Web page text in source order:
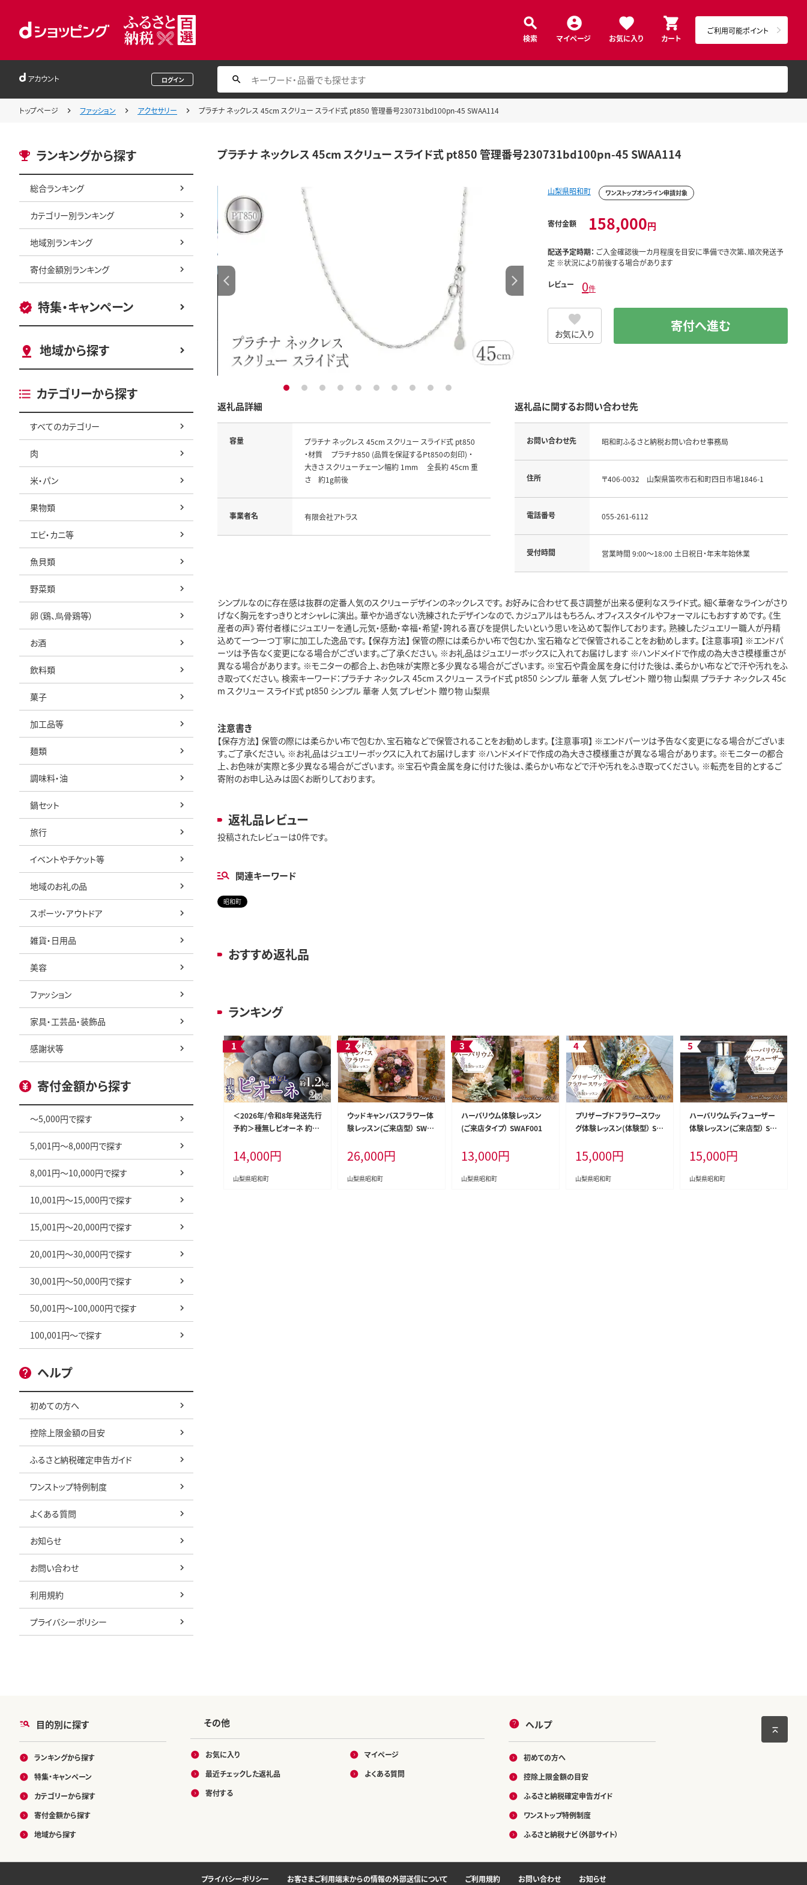
検索 マイページ お気に入り カート
ご利用可能ポイント
アカウント ログイン
トップページ ファッション アクセサリー プラチナ ネックレス 45cm スクリュー スライド式 pt850 管理番号230731bd100pn-45 SWAA114
ランキングから探す
総合ランキング
カテゴリー別ランキング
地域別ランキング
寄付金額別ランキング
特集・キャンペーン
地域から探す
カテゴリーから探す
すべてのカテゴリー
肉
米・パン
果物類
エビ・カニ等
魚貝類
野菜類
卵（鶏、烏骨鶏等）
お酒
飲料類
菓子
加工品等
麺類
調味料・油
鍋セット
旅行
イベントやチケット等
地域のお礼の品
スポーツ・アウトドア
雑貨・日用品
美容
ファッション
家具・工芸品・装飾品
感謝状等
寄付金額から探す
～5,000円で探す
5,001円～8,000円で探す
8,001円～10,000円で探す
10,001円～15,000円で探す
15,001円～20,000円で探す
20,001円～30,000円で探す
30,001円～50,000円で探す
50,001円～100,000円で探す
100,001円～で探す
ヘルプ
初めての方へ
控除上限金額の目安
ふるさと納税確定申告ガイド
ワンストップ特例制度
よくある質問
お知らせ
お問い合わせ
利用規約
プライバシーポリシー
プラチナ ネックレス 45cm スクリュー スライド式 pt850 管理番号230731bd100pn-45 SWAA114
1 2 3 4 5 6 7 8 9 10
山梨県昭和町 ワンストップオンライン申請対象
寄付金額 158,000円
配送予定時期： ご入金確認後一カ月程度を目安に準備でき次第、順次発送予
定 ※状況により前後する場合があります
レビュー 0件
お気に入り 寄付へ進む
返礼品詳細
容量
プラチナ ネックレス 45cm スクリュー スライド式 pt850
・材質 プラチナ850 (品質を保証するPt850の刻印) ・
大きさ スクリューチェーン幅約 1mm 全長約 45cm 重
さ 約1g前後
事業者名 有限会社アトラス
返礼品に関するお問い合わせ先
お問い合わせ先 昭和町ふるさと納税お問い合わせ事務局
住所 〒406-0032 山梨県笛吹市石和町四日市場1846-1
電話番号 055-261-6112
受付時間 営業時間 9:00～18:00 土日祝日・年末年始休業
シンプルなのに存在感は抜群の定番人気のスクリューデザインのネックレスです。 お好みに合わせて長さ調整が出来る便利なスライド式。 細く華奢なラインがさり
げなく胸元をすっきりとオシャレに演出。 華やか過ぎない洗練されたデザインなので、カジュアルはもちろん、オフィススタイルやフォーマルにもおすすめです。 《生
産者の声》 寄付者様にジュエリーを通し元気・感動・幸福・希望・誇れる喜びを提供したいという思いを込めて製作しております。 熟練したジュエリー職人が丹精
込めて一つ一つ丁寧に加工した逸品です。 【保存方法】 保管の際には柔らかい布で包むか、宝石箱などで保管されることをお勧めします。 【注意事項】 ※エンドパ
ーツは予告なく変更になる場合がございます。ご了承ください。 ※お礼品はジュエリーボックスに入れてお届けします ※ハンドメイドで作成の為大きさ模様重さが
異なる場合があります。 ※モニターの都合上、お色味が実際と多少異なる場合がございます。 ※宝石や貴金属を身に付けた後は、柔らかい布などで汗や汚れをふ
き取ってください。 検索キーワード：プラチナ ネックレス 45cm スクリュー スライド式 pt850 シンプル 華奢 人気 プレゼント 贈り物 山梨県 プラチナ ネックレス 45c
m スクリュー スライド式 pt850 シンプル 華奢 人気 プレゼント 贈り物 山梨県
注意書き
【保存方法】 保管の際には柔らかい布で包むか、宝石箱などで保管されることをお勧めします。 【注意事項】 ※エンドパーツは予告なく変更になる場合がございま
す。ご了承ください。 ※お礼品はジュエリーボックスに入れてお届けします ※ハンドメイドで作成の為大きさ模様重さが異なる場合があります。 ※モニターの都合
上、お色味が実際と多少異なる場合がございます。 ※宝石や貴金属を身に付けた後は、柔らかい布などで汗や汚れをふき取ってください。 ※転売を目的とするご
寄附のお申し込みは固くお断りしております。
返礼品レビュー
投稿されたレビューは0件です。
関連キーワード
昭和町
おすすめ返礼品
ランキング
＜2026年/令和8年発送先行
予約＞種無しピオーネ 約1.
14,000円
山梨県昭和町
ウッドキャンバスフラワー体
験レッスン(ご来店型） SWAF
26,000円
山梨県昭和町
ハーバリウム体験レッスン
(ご来店タイプ） SWAF001
13,000円
山梨県昭和町
プリザーブドフラワースワッ
グ体験レッスン(体験型） SW
15,000円
山梨県昭和町
ハーバリウムディフューザー
体験レッスン(ご来店型） SW
15,000円
山梨県昭和町
目的別に探す
ランキングから探す
特集・キャンペーン
カテゴリーから探す
寄付金額から探す
地域から探す
その他
お気に入り
最近チェックした返礼品
寄付する
マイページ
よくある質問
ヘルプ
初めての方へ
控除上限金額の目安
ふるさと納税確定申告ガイド
ワンストップ特例制度
ふるさと納税ナビ（外部サイト）
プライバシーポリシー お客さまご利用端末からの情報の外部送信について ご利用規約 お問い合わせ お知らせ